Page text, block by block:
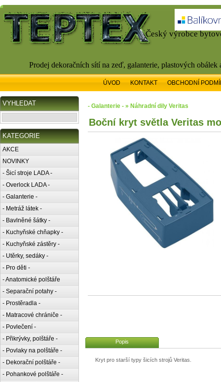
Český výrobce
Prodej dekoračních sítí na zeď, galanterie, plastových
ÚVOD KONTAKT OBCHODNÍ
VYHLEDAT
KATEGORIE
AKCE
NOVINKY
- Šicí stroje LADA -
- Overlock LADA -
- Galanterie -
- Metráž látek -
- Bavlněné šátky -
- Kuchyňské chňapky -
- Kuchyňské zástěry -
- Utěrky, sedáky -
- Pro děti -
- Anatomické polštáře
- Separační potahy -
- Prostěradla -
- Matracové chrániče -
- Povlečení -
- Přikrývky, polštáře -
- Povlaky na polštáře -
- Dekorační polštáře -
- Pohankové polštáře -
- Galanterie - » Náhradní dily Veritas
Boční kryt světla Veritas
Popis
Kryt pro starší typy šicích strojů Veritas.